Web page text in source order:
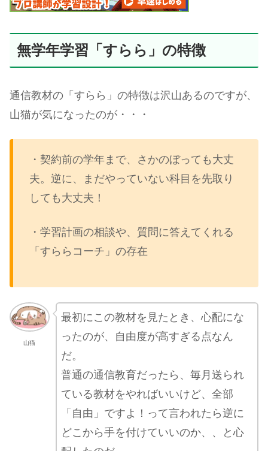
無学年学習「すらら」の特徴
通信教材の「すらら」の特徴は沢山あるのですが、
山猫が気になったのが・・・
・契約前の学年まで、さかのぼっても大丈
夫。逆に、まだやっていない科目を先取り
しても大丈夫！
・学習計画の相談や、質問に答えてくれる
「すららコーチ」の存在
山猫
最初にこの教材を見たとき、心配にな
ったのが、自由度が高すぎる点なん
だ。
普通の通信教育だったら、毎月送られ
ている教材をやればいいけど、全部
「自由」ですよ！って言われたら逆に
どこから手を付けていいのか、、と心